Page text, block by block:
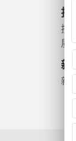
技
技
质
新
新